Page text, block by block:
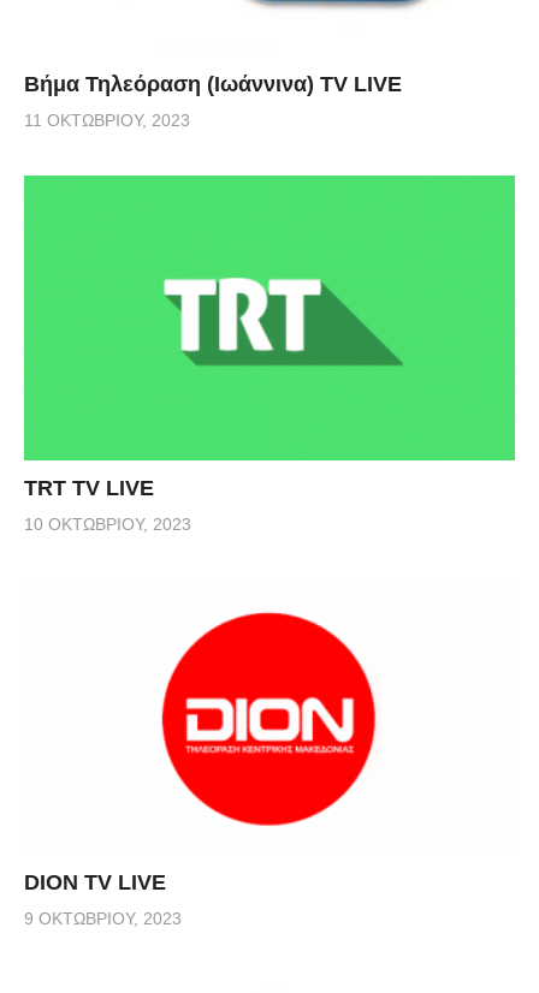
Βήμα Τηλεόραση (Ιωάννινα) TV LIVE
11 ΟΚΤΩΒΡΊΟΥ, 2023
TRT TV LIVE
10 ΟΚΤΩΒΡΊΟΥ, 2023
DION TV LIVE
9 ΟΚΤΩΒΡΊΟΥ, 2023